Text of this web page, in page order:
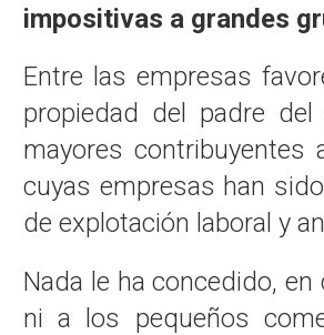
impositivas a grandes
Entre las empresas
propiedad del padre
mayores contribuyentes
cuyas empresas han
de explotación laboral y
Nada le ha concedido,
ni a los pequeños